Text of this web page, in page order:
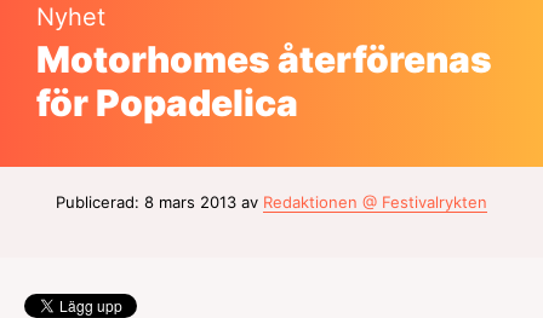
Nyhet
Motorhomes återförenas
för Popadelica
Publicerad: 8 mars 2013 av Redaktionen @ Festivalrykten